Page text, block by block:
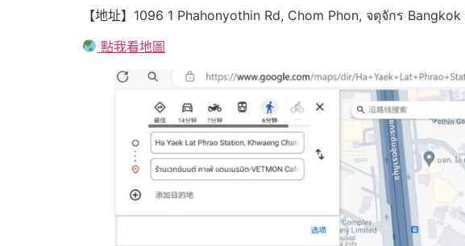
【地址】1096 1 Phahonyothin Rd, Chom Phon, จตุจักร
點我看地圖